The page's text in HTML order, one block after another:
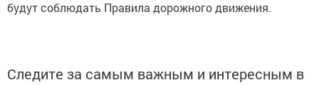
будут соблюдать Правила дорожного движения.
Следите за самым важным и интересным в